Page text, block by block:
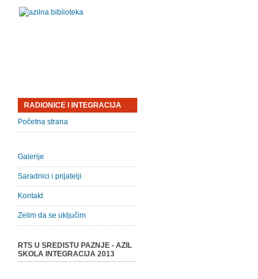
RADIONICE I INTEGRACIJA
Početna strana
Galerije
Saradnici i prijatelji
Kontakt
Zelim da se uključim
RTS U SREDISTU PAZNJE - AZIL
SKOLA INTEGRACIJA 2013